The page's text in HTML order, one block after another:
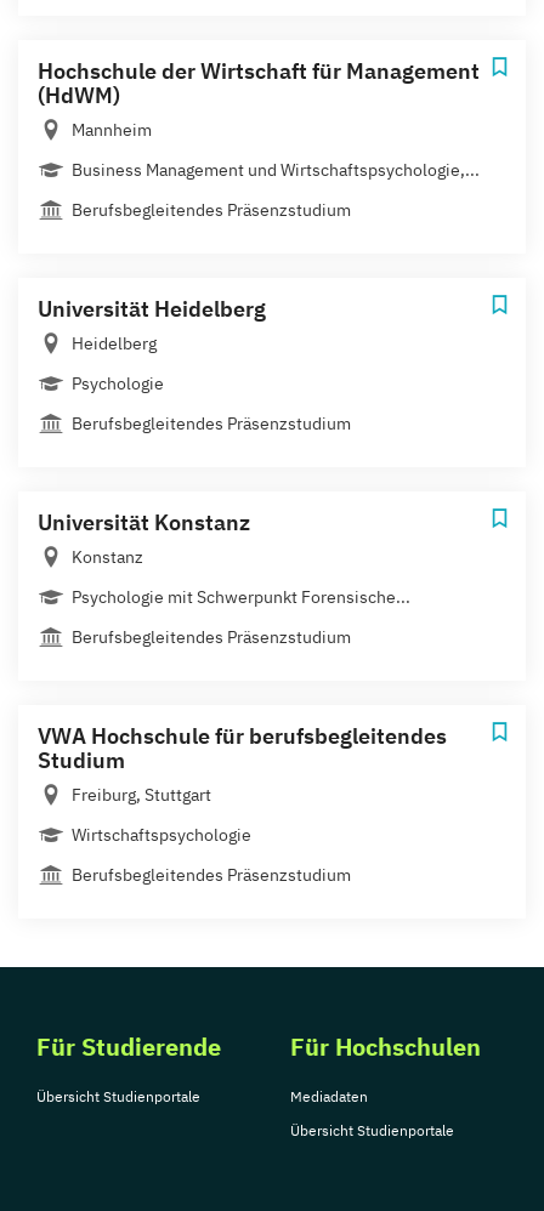
Hochschule der Wirtschaft für Management
(HdWM)
Mannheim
Business Management und Wirtschaftspsychologie,...
Berufsbegleitendes Präsenzstudium
Universität Heidelberg
Heidelberg
Psychologie
Berufsbegleitendes Präsenzstudium
Universität Konstanz
Konstanz
Psychologie mit Schwerpunkt Forensische...
Berufsbegleitendes Präsenzstudium
VWA Hochschule für berufsbegleitendes
Studium
Freiburg, Stuttgart
Wirtschaftspsychologie
Berufsbegleitendes Präsenzstudium
Für Studierende
Übersicht Studienportale
Für Hochschulen
Mediadaten
Übersicht Studienportale